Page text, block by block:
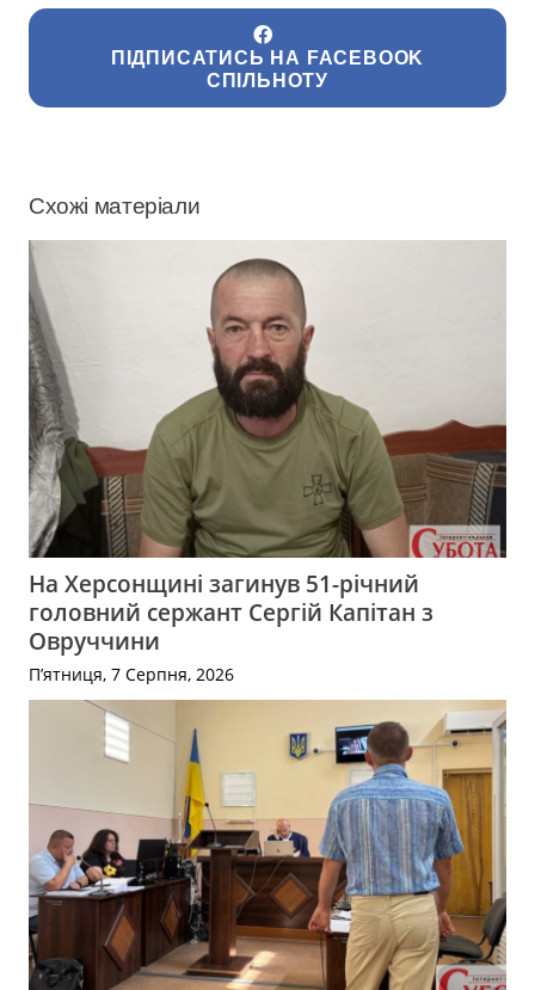
ПІДПИСАТИСЬ НА FACEBOOK
СПІЛЬНОТУ
Схожі матеріали
На Херсонщині загинув 51-річний
головний сержант Сергій Капітан з
Овруччини
П’ятниця, 7 Серпня, 2026